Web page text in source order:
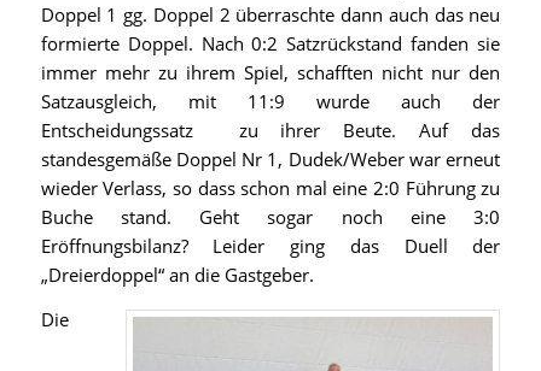
Doppel 1 gg. Doppel 2 überraschte dann auch das neu
formierte Doppel. Nach 0:2 Satzrückstand fanden sie
immer mehr zu ihrem Spiel, schafften nicht nur den
Satzausgleich, mit 11:9 wurde auch der
Entscheidungssatz zu ihrer Beute. Auf das
standesgemäße Doppel Nr 1, Dudek/Weber war erneut
wieder Verlass, so dass schon mal eine 2:0 Führung zu
Buche stand. Geht sogar noch eine 3:0
Eröffnungsbilanz? Leider ging das Duell der
„Dreierdoppel“ an die Gastgeber.
Die